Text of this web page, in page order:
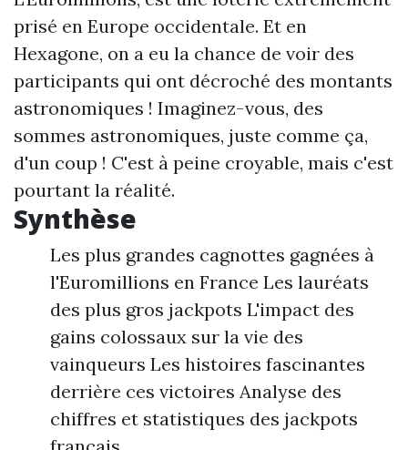
prisé en Europe occidentale. Et en
Hexagone, on a eu la chance de voir des
participants qui ont décroché des montants
astronomiques ! Imaginez-vous, des
sommes astronomiques, juste comme ça,
d'un coup ! C'est à peine croyable, mais c'est
pourtant la réalité.
Synthèse
Les plus grandes cagnottes gagnées à
l'Euromillions en France Les lauréats
des plus gros jackpots L'impact des
gains colossaux sur la vie des
vainqueurs Les histoires fascinantes
derrière ces victoires Analyse des
chiffres et statistiques des jackpots